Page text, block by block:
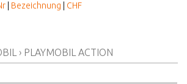
Bezeichnung
CHF
› PLAYMOBIL ACTION